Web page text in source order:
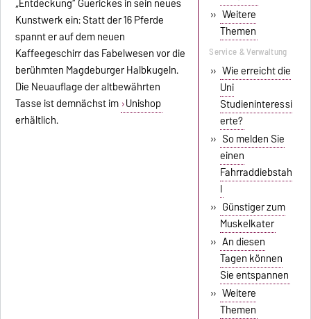
„Entdeckung“ Guerickes in sein neues
Kunstwerk ein: Statt der 16 Pferde
spannt er auf dem neuen
Kaffeegeschirr das Fabelwesen vor die
berühmten Magdeburger Halbkugeln.
Die Neuauflage der altbewährten
Tasse ist demnächst im Unishop
erhältlich.
» Weitere
Themen
Service & Verwaltung
» Wie erreicht die
Uni
Studieninteressi
erte?
» So melden Sie
einen
Fahrraddiebstah
l
» Günstiger zum
Muskelkater
» An diesen
Tagen können
Sie entspannen
» Weitere
Themen